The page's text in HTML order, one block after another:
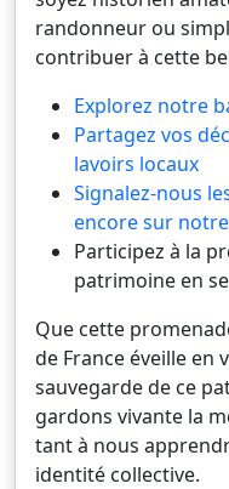
randonneur ou
contribuer à cette
Explorez notre
Partagez vos
lavoirs locaux
Signalez-nous
encore sur
Participez à la
patrimoine en
Que cette
de France éveille en
sauvegarde de ce
gardons vivante la
tant à nous
identité collective.